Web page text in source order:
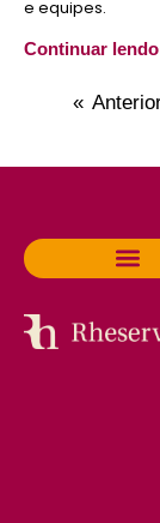
e equipes.
Continuar
«